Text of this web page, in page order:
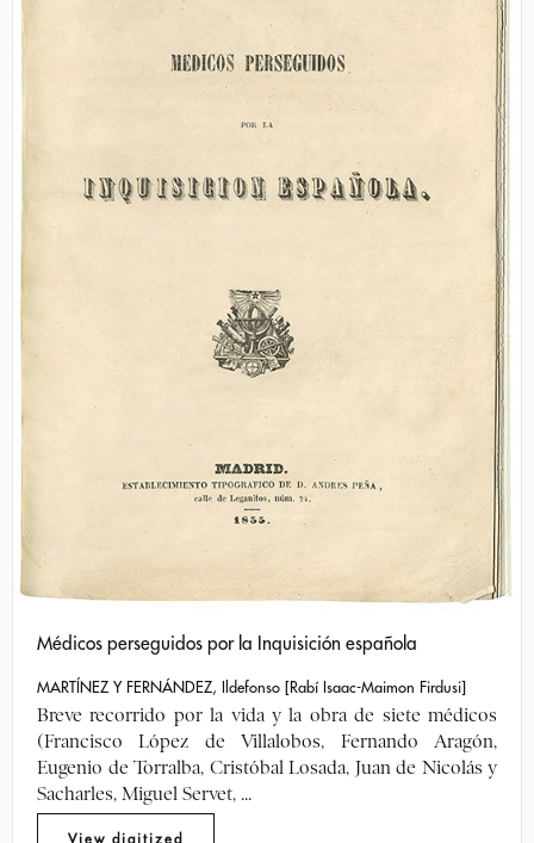
Médicos perseguidos por la Inquisición española
MARTÍNEZ Y FERNÁNDEZ, Ildefonso [Rabí Isaac-Maimon Firdusi]
Breve recorrido por la vida y la obra de siete médicos
(Francisco López de Villalobos, Fernando Aragón,
Eugenio de Torralba, Cristóbal Losada, Juan de Nicolás y
Sacharles, Miguel Servet, ...